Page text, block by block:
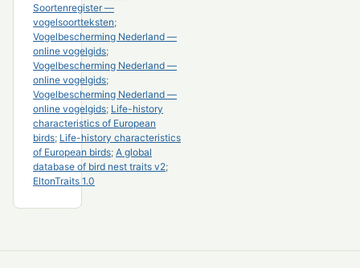
Soortenregister —
vogelsoortteksten;
Vogelbescherming Nederland —
online vogelgids;
Vogelbescherming Nederland —
online vogelgids;
Vogelbescherming Nederland —
online vogelgids; Life-history
characteristics of European
birds; Life-history characteristics
of European birds; A global
database of bird nest traits v2;
EltonTraits 1.0